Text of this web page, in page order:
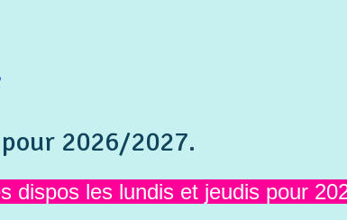
2026/2027.
dispos les lundis et jeudis pour